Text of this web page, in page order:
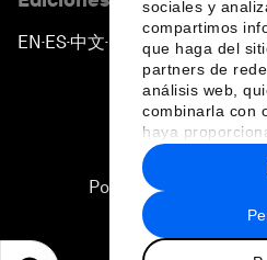
sociales y
compartimos
que haga del
partners de
análisis web,
combinarla con
haya
recopilado a
hecho de sus
EN ▪ES▪中文▪ 日本語
Política de privacidad